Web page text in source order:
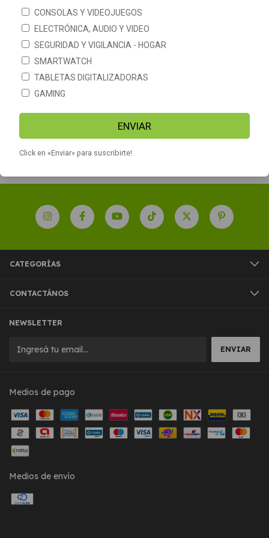
Radio Portatil Am Fm Cmik
Mk-607b Onda Corta Largo
$2.903
CATEGORÍAS
CONTACTÁNOS
NEWSLETTER
Medios de pago
Medios de envío
CONSOLAS Y VIDEOJUEGOS
ELECTRÓNICA, AUDIO Y VIDEO
SEGURIDAD Y VIGILANCIA - HOGAR
SMARTWATCH
TABLETAS DIGITALIZADORAS
GAMING
ENVIAR
Click en «Enviar» para suscribirte!